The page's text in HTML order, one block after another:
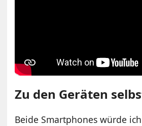
Zu den Geräten
Beide Smartphones würde